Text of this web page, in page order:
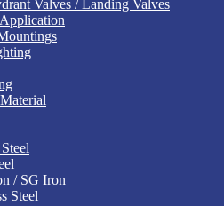
Valves / Landing Valves
/ SG Iron
Steel